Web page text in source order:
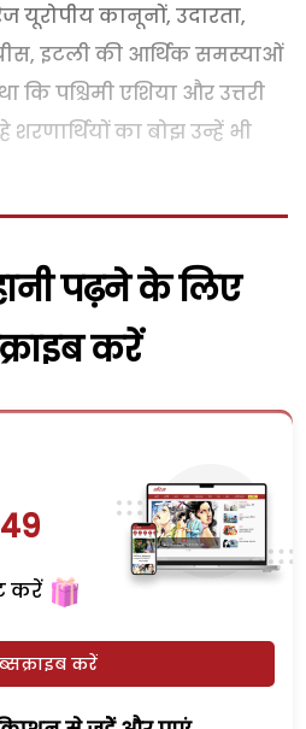
यूरोपीय कानूनों, उदारता,
इटली की आर्थिक समस्याओं
पश्चिमी एशिया और उत्तरी
का बोझ उन्हें भी
पढ़ने के लिए
करें
करें
करें